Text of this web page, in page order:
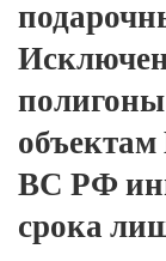
ВС РФ
срока